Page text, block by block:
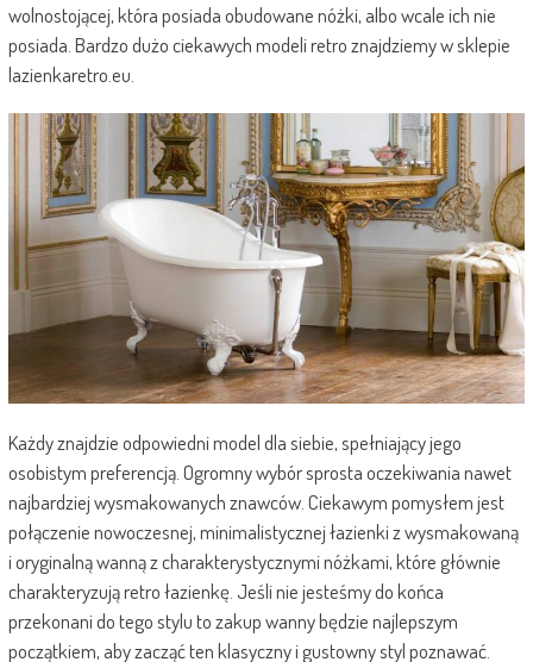
wolnostojącej, która posiada obudowane nóżki, albo wcale ich nie
posiada. Bardzo dużo ciekawych modeli retro znajdziemy w sklepie
lazienkaretro.eu.
Każdy znajdzie odpowiedni model dla siebie, spełniający jego
osobistym preferencją. Ogromny wybór sprosta oczekiwania nawet
najbardziej wysmakowanych znawców. Ciekawym pomysłem jest
połączenie nowoczesnej, minimalistycznej łazienki z wysmakowaną
i oryginalną wanną z charakterystycznymi nóżkami, które głównie
charakteryzują retro łazienkę. Jeśli nie jesteśmy do końca
przekonani do tego stylu to zakup wanny będzie najlepszym
początkiem, aby zacząć ten klasyczny i gustowny styl poznawać.